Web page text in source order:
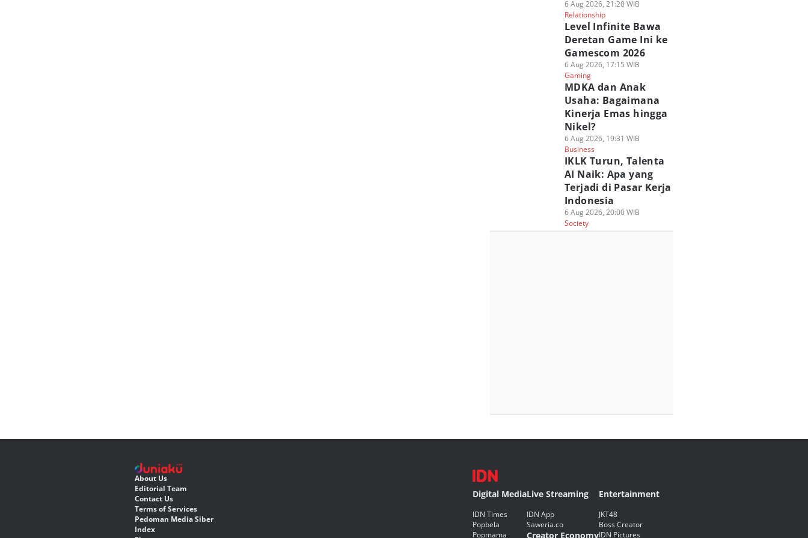
6 Aug 2026, 21:20 WIB
Relationship
Level Infinite Bawa
Deretan Game Ini ke
Gamescom 2026
6 Aug 2026, 17:15 WIB
Gaming
MDKA dan Anak
Usaha: Bagaimana
Kinerja Emas hingga
Nikel?
6 Aug 2026, 19:31 WIB
Business
IKLK Turun, Talenta
AI Naik: Apa yang
Terjadi di Pasar Kerja
Indonesia
6 Aug 2026, 20:00 WIB
Society
About Us
Editorial Team
Contact Us
Terms of Services
Pedoman Media Siber
Index
Digital Media
IDN Times
Popbela
Popmama
Live Streaming
IDN App
Saweria.co
Creator Economy
Entertainment
JKT48
Boss Creator
IDN Pictures